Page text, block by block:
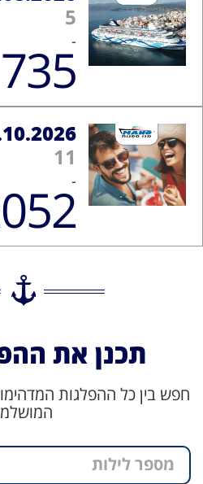
5
-
735
11
-
תכנן את
חפש בין כל ההפלגות
מספר לילות